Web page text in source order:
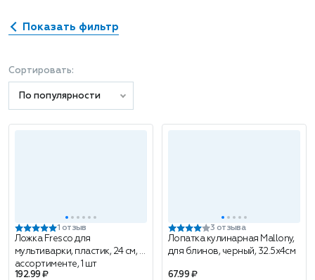
Показать фильтр
Сортировать:
По популярности
1 отзыв
Ложка Fresco для
мультиварки, пластик, 24 см, в
ассортименте, 1 шт
192.99 ₽
3 отзыва
Лопатка кулинарная Mallony,
для блинов, черный, 32.5х4см
67.99 ₽